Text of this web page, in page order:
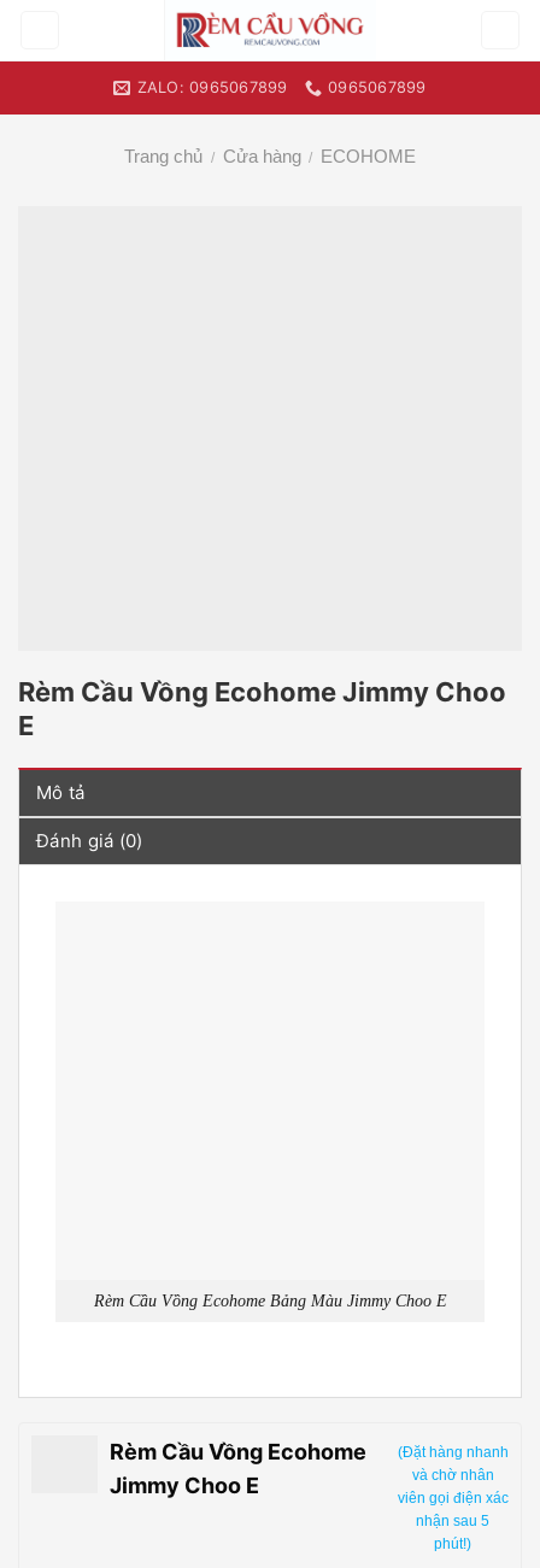
ZALO: 0965067899 0965067899
Trang chủ / Cửa hàng / ECOHOME
Rèm Cầu Vồng Ecohome Jimmy Choo
E
Mô tả
Đánh giá (0)
Rèm Cầu Vồng Ecohome Bảng Màu Jimmy Choo E
Rèm Cầu Vồng Ecohome
Jimmy Choo E
(Đặt hàng nhanh
và chờ nhân
viên gọi điện xác
nhận sau 5
phút!)